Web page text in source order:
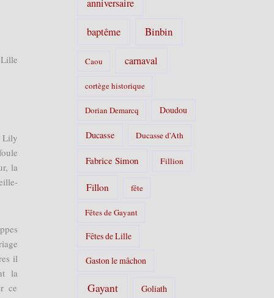
Lily
la
il
la
ce
anniversaire
baptême Binbin
Caou carnaval
cortège historique
Dorian Demarcq Doudou
Ducasse Ducasse d'Ath
Fabrice Simon Fillion
Fillon fête
Fêtes de Gayant
Fêtes de Lille
Gaston le mâchon
Gayant Goliath